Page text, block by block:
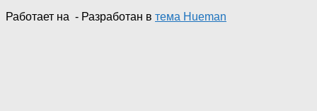
Работает на - Разработан в тема Hueman